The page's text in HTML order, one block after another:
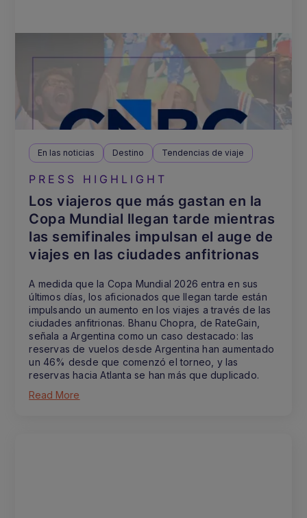
En las noticias Destino Tendencias de viaje
PRESS HIGHLIGHT
Los viajeros que más gastan en la
Copa Mundial llegan tarde mientras
las semifinales impulsan el auge de
viajes en las ciudades anfitrionas
A medida que la Copa Mundial 2026 entra en sus
últimos días, los aficionados que llegan tarde están
impulsando un aumento en los viajes a través de las
ciudades anfitrionas. Bhanu Chopra, de RateGain,
señala a Argentina como un caso destacado: las
reservas de vuelos desde Argentina han aumentado
un 46% desde que comenzó el torneo, y las
reservas hacia Atlanta se han más que duplicado.
Read More